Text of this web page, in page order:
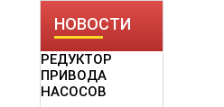
НОВОСТИ
РЕДУКТОР
ПРИВОДА
НАСОСОВ